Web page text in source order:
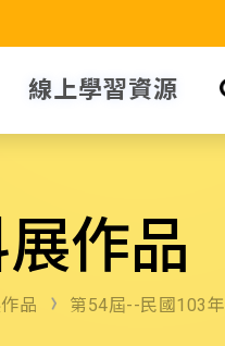
線上學習資源
作品
品 第54屆--民國103年